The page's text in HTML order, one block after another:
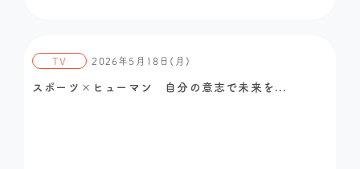
TV 2026年5月18日(月)
スポーツ×ヒューマン 自分の意志で未来を...